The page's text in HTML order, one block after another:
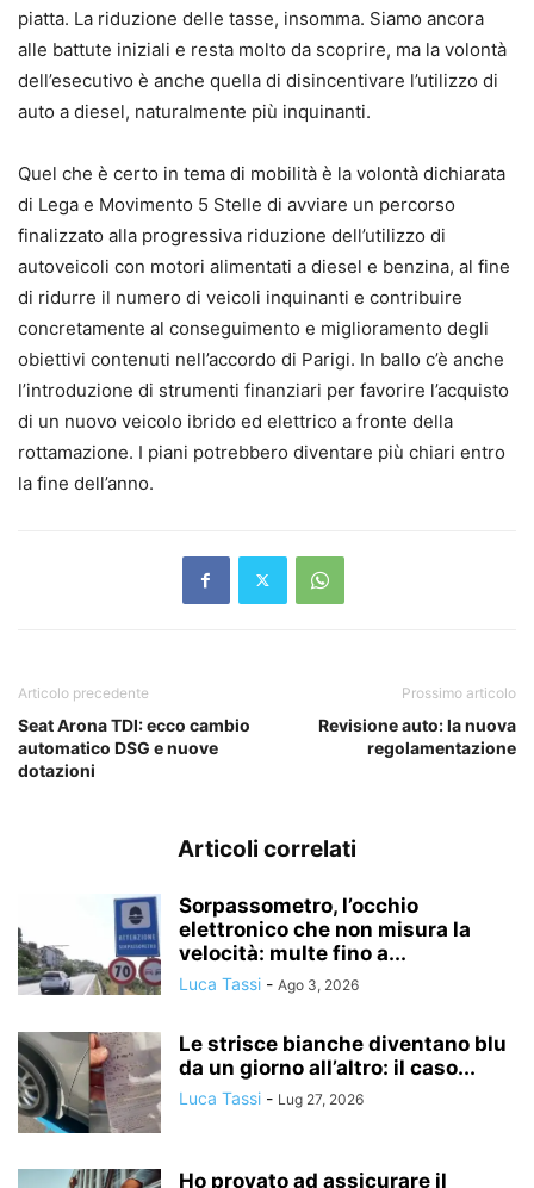
piatta. La riduzione delle tasse, insomma. Siamo ancora
alle battute iniziali e resta molto da scoprire, ma la volontà
dell’esecutivo è anche quella di disincentivare l’utilizzo di
auto a diesel, naturalmente più inquinanti.
Quel che è certo in tema di mobilità è la volontà dichiarata
di Lega e Movimento 5 Stelle di avviare un percorso
finalizzato alla progressiva riduzione dell’utilizzo di
autoveicoli con motori alimentati a diesel e benzina, al fine
di ridurre il numero di veicoli inquinanti e contribuire
concretamente al conseguimento e miglioramento degli
obiettivi contenuti nell’accordo di Parigi. In ballo c’è anche
l’introduzione di strumenti finanziari per favorire l’acquisto
di un nuovo veicolo ibrido ed elettrico a fronte della
rottamazione. I piani potrebbero diventare più chiari entro
la fine dell’anno.
Articolo precedente
Seat Arona TDI: ecco cambio
automatico DSG e nuove
dotazioni
Prossimo articolo
Revisione auto: la nuova
regolamentazione
Articoli correlati
Sorpassometro, l’occhio
elettronico che non misura la
velocità: multe fino a...
Luca Tassi - Ago 3, 2026
Le strisce bianche diventano blu
da un giorno all’altro: il caso...
Luca Tassi - Lug 27, 2026
Ho provato ad assicurare il